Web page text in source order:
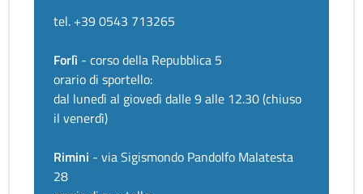
tel. +39 0543 713265
Forlì - corso della Repubblica 5
orario di sportello:
dal lunedì al giovedì dalle 9 alle 12.30 (chiuso
il venerdì)
Rimini - via Sigismondo Pandolfo Malatesta
28